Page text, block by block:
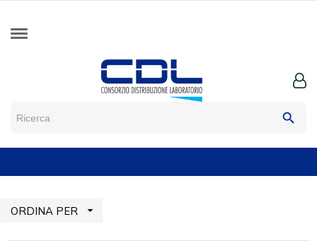
search
ORDINA PER 